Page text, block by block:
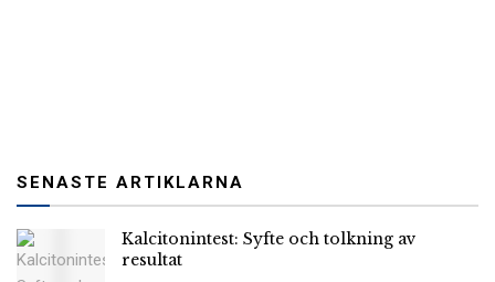
SENASTE ARTIKLARNA
Kalcitonintest: Syfte och tolkning av
resultat